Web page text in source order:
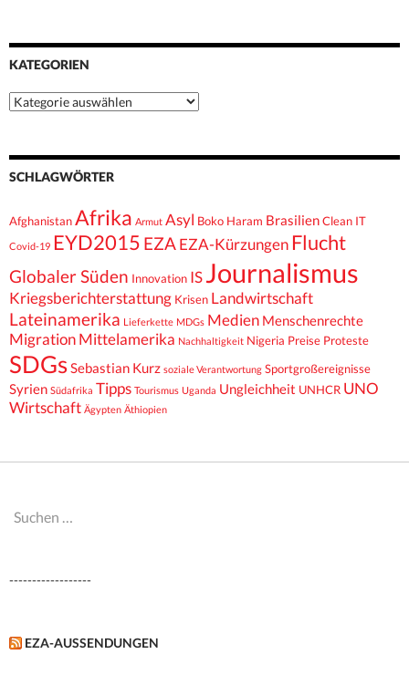
KATEGORIEN
Kategorien
SCHLAGWÖRTER
AfghanistanAfrika Armut Asyl Boko Haram BrasilienClean IT
Covid-19 EYD2015 EZA EZA-Kürzungen Flucht
Globaler Süden Innovation IS Journalismus
Kriegsberichterstattung Krisen Landwirtschaft
Lateinamerika Lieferkette MDGs Medien Menschenrechte
Migration Mittelamerika Nachhaltigkeit Nigeria Preise Proteste
SDGsSebastian Kurz soziale Verantwortung Sportgroßereignisse
Syrien Südafrika Tipps Tourismus Uganda Ungleichheit UNHCR UNO
Wirtschaft Ägypten Äthiopien
Suchen
------------------
EZA-AUSSENDUNGEN